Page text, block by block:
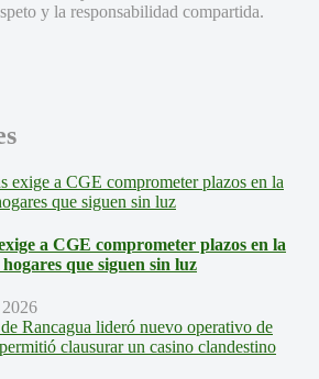
y la responsabilidad compartida.
a CGE comprometer plazos en la
que siguen sin luz